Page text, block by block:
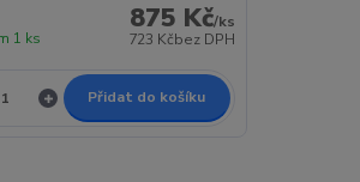
875 Kč/ks
723 Kčbez DPH
1 ks
Přidat do košíku